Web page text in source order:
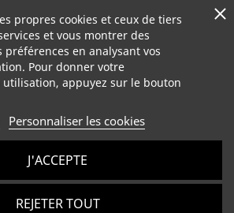
propres cookies et ceux de tiers
et vous montrer des
préférences en analysant vos
Pour donner votre
appuyez sur le bouton
Personnaliser les cookies
REJETER TOUT
J'ACCEPTE